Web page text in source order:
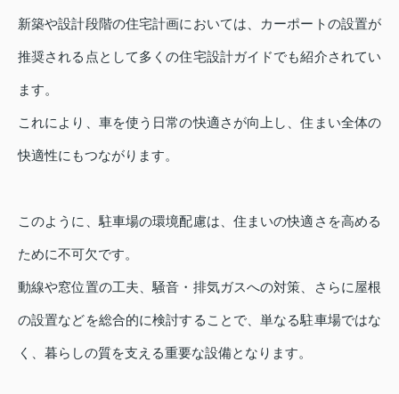
新築や設計段階の住宅計画においては、カーポートの設置が
推奨される点として多くの住宅設計ガイドでも紹介されてい
ます。
これにより、車を使う日常の快適さが向上し、住まい全体の
快適性にもつながります。
このように、駐車場の環境配慮は、住まいの快適さを高める
ために不可欠です。
動線や窓位置の工夫、騒音・排気ガスへの対策、さらに屋根
の設置などを総合的に検討することで、単なる駐車場ではな
く、暮らしの質を支える重要な設備となります。